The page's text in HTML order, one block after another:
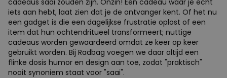
iets aan hebt, laat zien dat je de ontvanger kent. Of het nu
een gadget is die een dagelijkse frustratie oplost of een
item dat hun ochtendritueel transformeert; nuttige
cadeaus worden gewaardeerd omdat ze keer op keer
gebruikt worden. Bij Radbag voegen we daar altijd een
flinke dosis humor en design aan toe, zodat "praktisch"
nooit synoniem staat voor "saai".